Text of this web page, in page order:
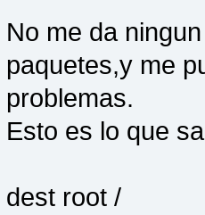
No me da
paquetes,y me
problemas.
Esto es lo que
dest root /